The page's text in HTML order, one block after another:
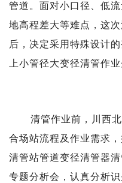
管道。面对小口径、低
地高程差大等难点，这
后，决定采用特殊设计
上小管径大变径清管作
清管作业前，川西
合场站流程及作业需求
清管站管道变径清管器
专题分析会，认真分析